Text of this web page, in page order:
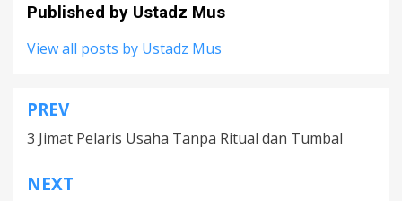
Published by Ustadz Mus
View all posts by Ustadz Mus
Post
navigation
PREV
3 Jimat Pelaris Usaha Tanpa Ritual dan Tumbal
NEXT